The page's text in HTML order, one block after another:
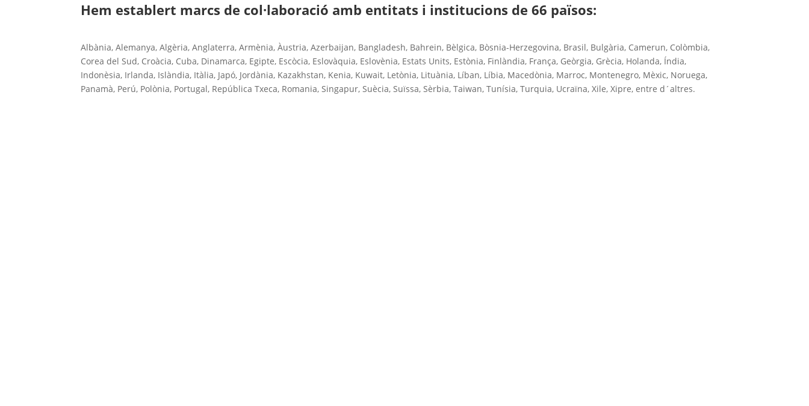
Hem establert marcs de col·laboració amb entitats i institucions de 66 països:
Albània, Alemanya, Algèria, Anglaterra, Armènia, Àustria, Azerbaijan, Bangladesh, Bahrein, Bèlgica, Bòsnia-Herzegovina, Brasil, Bulgària, Camerun, Colòmbia,
Corea del Sud, Croàcia, Cuba, Dinamarca, Egipte, Escòcia, Eslovàquia, Eslovènia, Estats Units, Estònia, Finlàndia, França, Geòrgia, Grècia, Holanda, Índia,
Indonèsia, Irlanda, Islàndia, Itàlia, Japó, Jordània, Kazakhstan, Kenia, Kuwait, Letònia, Lituània, Líban, Líbia, Macedònia, Marroc, Montenegro, Mèxic, Noruega,
Panamà, Perú, Polònia, Portugal, República Txeca, Romania, Singapur, Suècia, Suïssa, Sèrbia, Taiwan, Tunísia, Turquia, Ucraïna, Xile, Xipre, entre d´altres.